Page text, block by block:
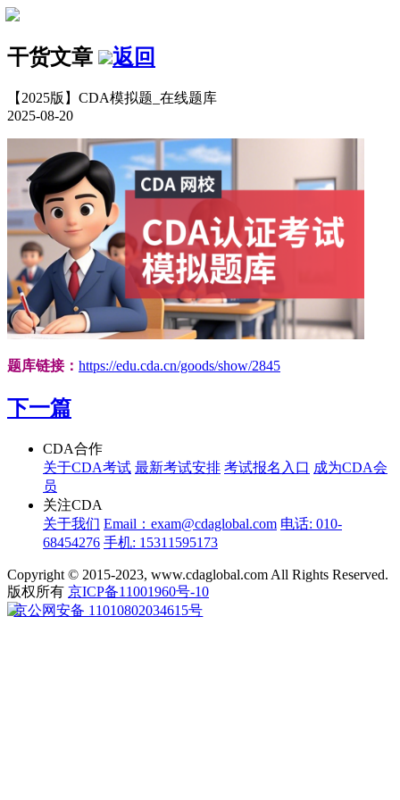
干货文章 返回
【2025版】CDA模拟题_在线题库
2025-08-20
题库链接： https://edu.cda.cn/goods/show/2845
下一篇
CDA合作
关于CDA考试 最新考试安排 考试报名入口 成为CDA会
员
关注CDA
关于我们 Email：exam@cdaglobal.com 电话: 010-
68454276 手机: 15311595173
Copyright © 2015-2023, www.cdaglobal.com All Rights Reserved.
版权所有 京ICP备11001960号-10
京公网安备 11010802034615号